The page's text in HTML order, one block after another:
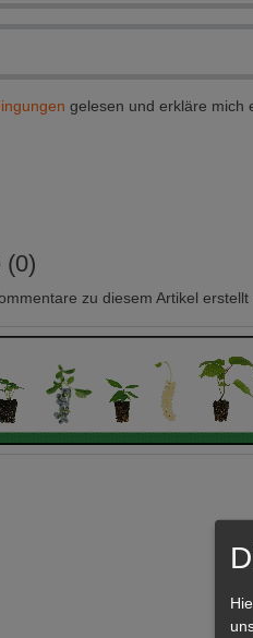
gelesen und erkläre mich
(0)
zu diesem Artikel erstellt